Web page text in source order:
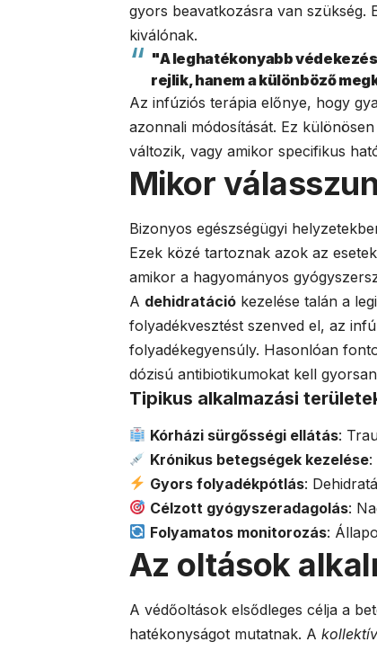
gyors beavatkozásra van szükség.
kiválónak.
"A leghatékonyabb
rejlik, hanem a különböző
Az infúziós terápia előnye, hogy
azonnali módosítását. Ez
változik, vagy amikor specifikus
Mikor
Bizonyos egészségügyi
Ezek közé tartoznak azok az
amikor a hagyományos
A dehidratáció kezelése talán a
folyadékvesztést szenved el, az
folyadékegyensúly. Hasonlóan
dózisú antibiotikumokat kell
Tipikus alkalmazási
Kórházi sürgősségi ellátás:
Krónikus betegségek kezelése:
Gyors folyadékpótlás:
Célzott gyógyszeradagolás:
Folyamatos monitorozás:
Az oltások
A védőoltások elsődleges célja a
hatékonyságot mutatnak. A